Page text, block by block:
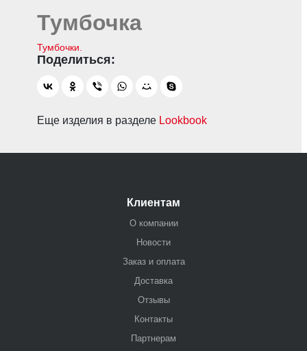
Тумбочка
Тумбочки.
Еще изделия в разделе Lookbook
Клиентам
О компании
Новости
Заказ и оплата
Доставка
Отзывы
Контакты
Партнерам